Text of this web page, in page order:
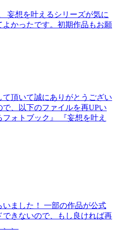
妄想を叶えるシリーズが気に
かったです。初期作品もお願
て頂いて誠にありがとうござい
、以下のファイルを再UPい
ォトブック』 『妄想を叶え
ました！ 一部の作品が公式
きないので、もし良ければ再
、